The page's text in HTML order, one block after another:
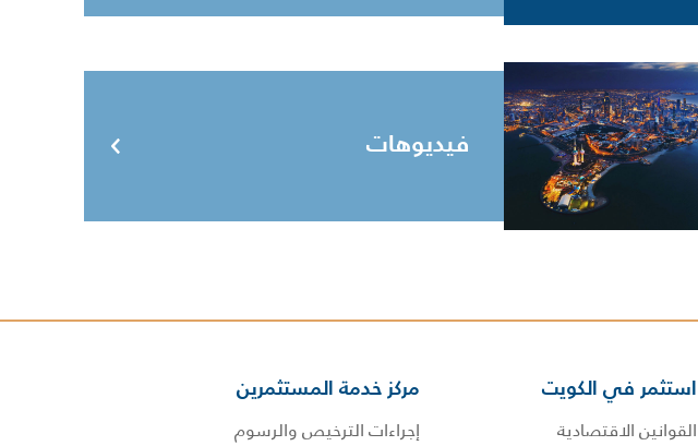
فيديوهات
استثمر في الكويت
القوانين الاقتصادية
مركز خدمة المستثمرين
إجراءات الترخيص والرسوم